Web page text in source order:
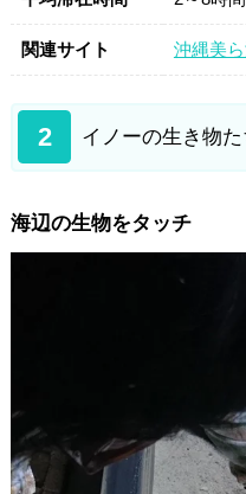
関連サイト 沖縄美
2 イノーの生き物た
海辺の生物をタッチ